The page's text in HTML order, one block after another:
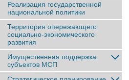
Реализация государственной
национальной политики
Территория опережающего
социально-экономического
развития
Имущественная поддержка
субъектов МСП